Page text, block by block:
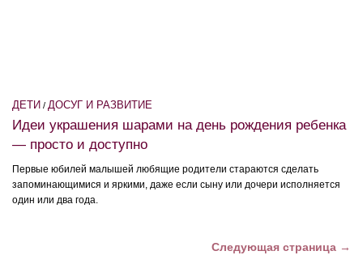
ДЕТИ / ДОСУГ И РАЗВИТИЕ
Идеи украшения шарами на день рождения ребенка
— просто и доступно
Первые юбилей малышей любящие родители стараются сделать
запоминающимися и яркими, даже если сыну или дочери исполняется
один или два года.
Следующая страница →